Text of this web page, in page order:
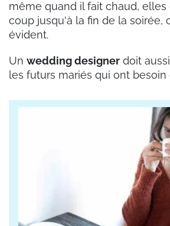
même quand il fait chaud,
coup jusqu'à la fin de la soirée,
évident.
Un wedding designer doit
les futurs mariés qui ont besoin